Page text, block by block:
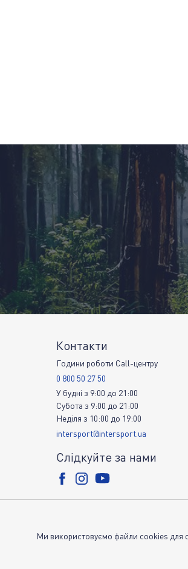
Контакти
Години роботи Call-центру
0 800 50 27 50
У будні з 9:00 до 21:00
Субота з 9:00 до 21:00
Неділя з 10:00 до 19:00
intersport@intersport.ua
Слідкуйте за нами
© Copyright INTERSPORT 2019-2026
Ми використовуємо файли cookies для